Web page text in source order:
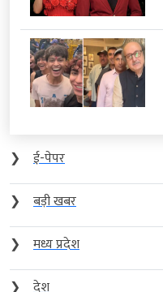
❯
ई-पेपर
❯
बड़ी खबर
❯
मध्य प्रदेश